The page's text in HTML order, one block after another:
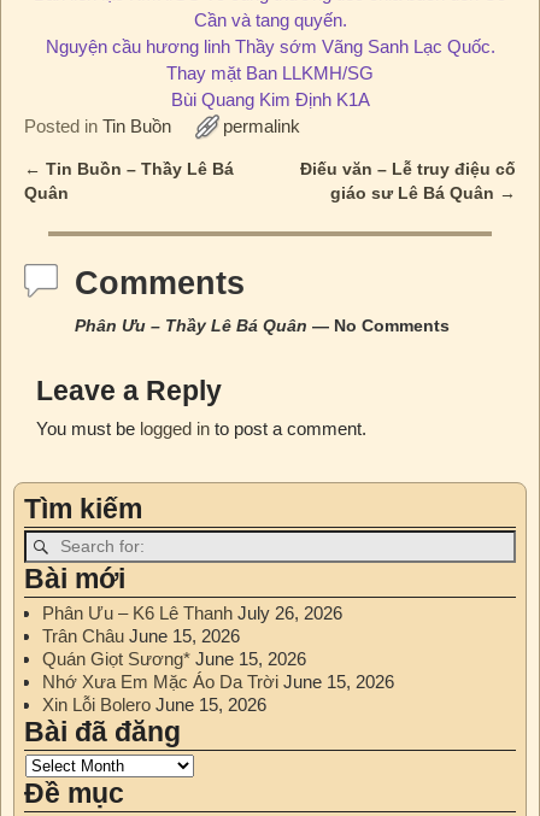
Cần và tang quyến.
Nguyện cầu hương linh Thầy sớm Vãng Sanh Lạc Quốc.
Thay mặt Ban LLKMH/SG
Bùi Quang Kim Định K1A
Posted in Tin Buồn permalink
Post navigation
← Tin Buồn – Thầy Lê Bá
Quân
Điếu văn – Lễ truy điệu cố
giáo sư Lê Bá Quân →
Comments
Phân Ưu – Thầy Lê Bá Quân — No Comments
Leave a Reply
You must be logged into post a comment.
Tìm kiếm
Bài mới
Phân Ưu – K6 Lê Thanh July 26, 2026
Trân Châu June 15, 2026
Quán Giọt Sương* June 15, 2026
Nhớ Xưa Em Mặc Áo Da Trời June 15, 2026
Xin Lỗi Bolero June 15, 2026
Bài đã đăng
Đề mục